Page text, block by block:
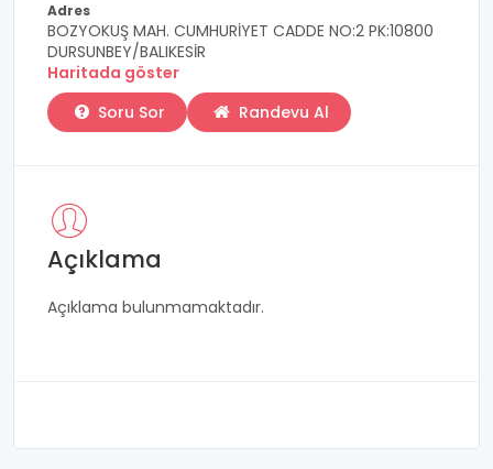
Adres
BOZYOKUŞ MAH. CUMHURİYET CADDE NO:2 PK:10800
DURSUNBEY/BALIKESİR
Haritada göster
Soru Sor
Randevu Al
Açıklama
Açıklama bulunmamaktadır.